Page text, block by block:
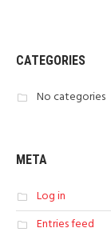
CATEGORIES
No categories
META
Log in
Entries feed